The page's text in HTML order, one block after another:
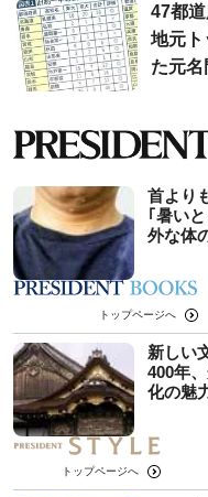
47都
地元ト
た元名
首より
｢暑い
外な体
トップページへ
新しい
400年
化の魅
トップページへ